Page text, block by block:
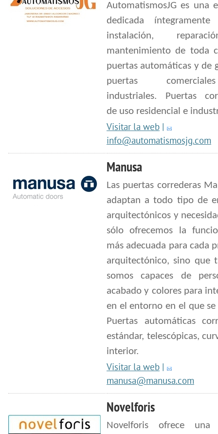
AutomatismosJG es una
dedicada
instalación,
mantenimiento de toda
puertas automáticas y de
puertas
industriales. Puertas
de uso residencial e
Visitar la web |
info@automatismosjg.com
Manusa
Las puertas correderas
adaptan a todo tipo de
arquitectónicos y
sólo ofrecemos la
más adecuada para cada
arquitectónico, sino que
somos capaces de
acabado y colores para
en el entorno en el que
Puertas automáticas
estándar, telescópicas,
interior.
Visitar la web |
manusa@manusa.com
Novelforis
Novelforis ofrece una